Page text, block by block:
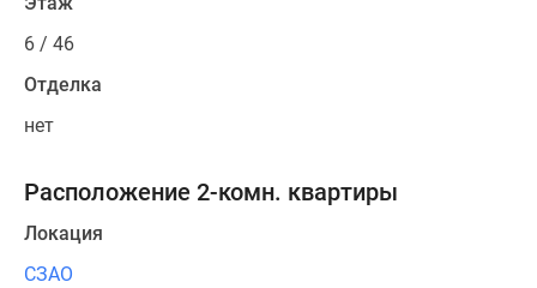
6 / 46
Отделка
нет
Расположение 2-комн. квартиры
Локация
СЗАО